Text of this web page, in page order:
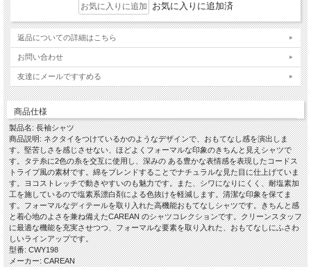
お気に入りに追加済
返品についての詳細はこちら
お問い合わせ
友達にメールですすめる
商品仕様
製品名: 長袖シャツ
商品説明: ネクタイをつけているかのようなデザインで、おもてなし感を演出しま
す。堅苦しさを感じさせない、ほどよくフォーマルな印象のきちんと見えシャツで
す。タテ糸に2色の糸を交互に使用し、深みの ある豊かな表情感を表現したコードス
トライプ風の素材です。綿をブレンドすることでナチュラルな見た目に仕上げていま
す。ヨコストレッチで動きやすいのも魅力です。また、シワになりにくく、耐塩素加
工を施しているので塩素系漂白剤による色抜けを軽減します。清潔な印象を保てま
す。フォーマルなディテールを取り入れた高機能おもてなしシャツです。きちんと感
と着心地のよさを兼ね備えたCAREAN のシャツコレクションです。クリーンスタッフ
に最適な機能を充実させつつ、フォーマルな要素を取り入れた、おもてなしにふさわ
しいラインアップです。
型番: CWY198
メーカー: CAREAN